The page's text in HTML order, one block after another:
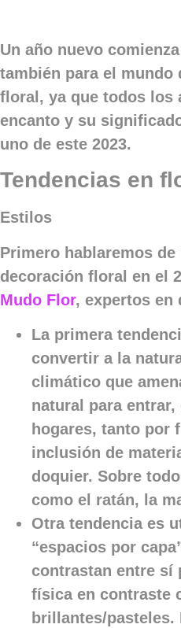
Un año nuevo
también para el mundo
floral, ya que todos los
encanto y su
uno de este 2023.
Tendencias en
Estilos
Primero hablaremos
decoración floral en el
Mudo Flor, expertos en
La primera
convertir a la
climático que
natural para
hogares, tanto por
inclusión de
doquier. Sobre
como el ratán, la
Otra tendencia es
“espacios por
contrastan entre sí
física en contraste
brillantes/